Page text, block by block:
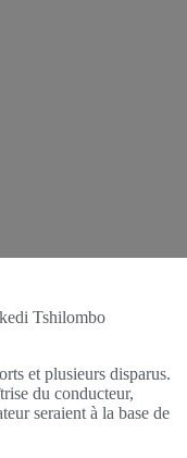
Tshilombo
et plusieurs disparus.
du conducteur,
seraient à la base de